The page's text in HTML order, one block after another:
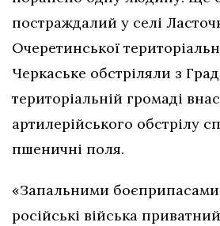
постраждалий у селі
Очеретинської
Черкаське обстріляли з
територіальній громаді
артилерійського обстрілу
пшеничні поля.
«Запальними боєприпасами
російські війська